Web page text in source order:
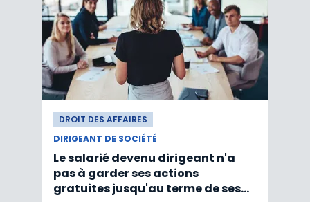
DROIT DES AFFAIRES
DIRIGEANT DE SOCIÉTÉ
Le salarié devenu dirigeant n'a
pas à garder ses actions
gratuites jusqu'au terme de ses